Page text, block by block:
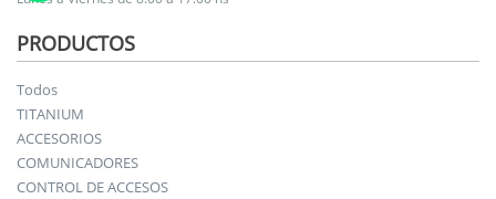
PRODUCTOS
Todos
TITANIUM
ACCESORIOS
COMUNICADORES
CONTROL DE ACCESOS